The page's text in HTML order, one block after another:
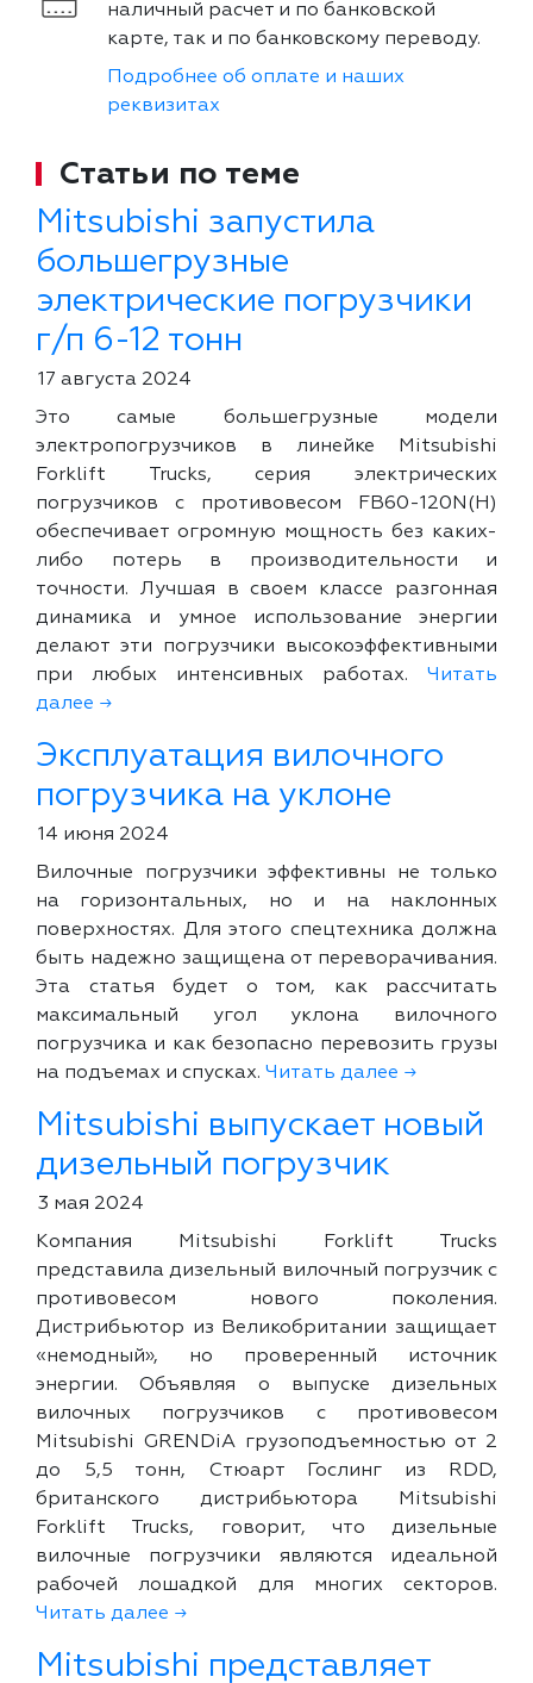
наличный расчет и по банковской
карте, так и по банковскому переводу.
Подробнее об оплате и наших
реквизитах
Статьи по теме
Mitsubishi запустила
большегрузные
электрические погрузчики
г/п 6-12 тонн
17 августа 2024
Это самые большегрузные модели
электропогрузчиков в линейке Mitsubishi
Forklift Trucks, серия электрических
погрузчиков с противовесом FB60-120N(H)
обеспечивает огромную мощность без каких-
либо потерь в производительности и
точности. Лучшая в своем классе разгонная
динамика и умное использование энергии
делают эти погрузчики высокоэффективными
при любых интенсивных работах. Читать
далее →
Эксплуатация вилочного
погрузчика на уклоне
14 июня 2024
Вилочные погрузчики эффективны не только
на горизонтальных, но и на наклонных
поверхностях. Для этого спецтехника должна
быть надежно защищена от переворачивания.
Эта статья будет о том, как рассчитать
максимальный угол уклона вилочного
погрузчика и как безопасно перевозить грузы
на подъемах и спусках. Читать далее →
Mitsubishi выпускает новый
дизельный погрузчик
3 мая 2024
Компания Mitsubishi Forklift Trucks
представила дизельный вилочный погрузчик с
противовесом нового поколения.
Дистрибьютор из Великобритании защищает
«немодный», но проверенный источник
энергии. Объявляя о выпуске дизельных
вилочных погрузчиков с противовесом
Mitsubishi GRENDiA грузоподъемностью от 2
до 5,5 тонн, Стюарт Гослинг из RDD,
британского дистрибьютора Mitsubishi
Forklift Trucks, говорит, что дизельные
вилочные погрузчики являются идеальной
рабочей лошадкой для многих секторов.
Читать далее →
Mitsubishi представляет